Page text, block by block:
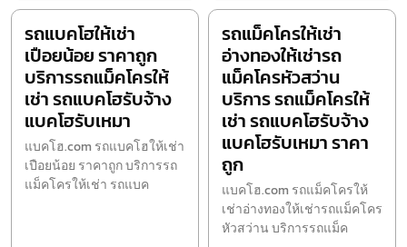
รถแบคโฮให้เช่า
เปือยน้อย ราคาถูก
บริการรถแม็คโครให้
เช่า รถแบคโฮรับจ้าง
แบคโฮรับเหมา
แบคโฮ.com รถแบคโฮให้เช่า
เปือยน้อย ราคาถูก บริการรถ
แม็คโครให้เช่า รถแบค
รถแม็คโครให้เช่า
อ่างทองให้เช่ารถ
แม็คโครหัวสว่าน
บริการ รถแม็คโครให้
เช่า รถแบคโฮรับจ้าง
แบคโฮรับเหมา ราคา
ถูก
แบคโฮ.com รถแม็คโครให้
เช่าอ่างทองให้เช่ารถแม็คโคร
หัวสว่าน บริการรถแม็ค